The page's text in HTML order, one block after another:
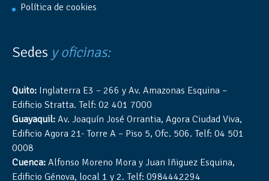
Política de cookies
Sedes y oficinas:
Quito: Inglaterra E3 – 266 y Av. Amazonas Esquina –
Edificio Stratta. Telf: 02 401 7000
Guayaquil: Av. Joaquín José Orrantia, Agora Ciudad Viva,
Edificio Agora 21- Torre A – Piso 5, Ofc. 506. Telf: 04 501
0008
Cuenca: Alfonso Moreno Mora y Juan Iñiguez Esquina,
Edificio Génova, local 1 y 2. Telf: 0984442294